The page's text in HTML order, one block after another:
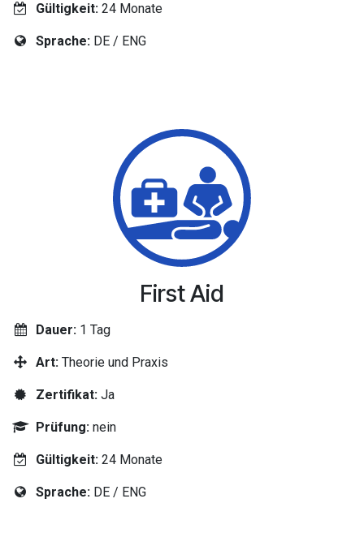
Gültigkeit:24 Monate
Sprache:DE / ENG
First Aid
Dauer: 1 Tag
Art: Theorie und Praxis
Zertifikat: Ja
Prüfung: nein
Gültigkeit:24 Monate
Sprache:DE / ENG